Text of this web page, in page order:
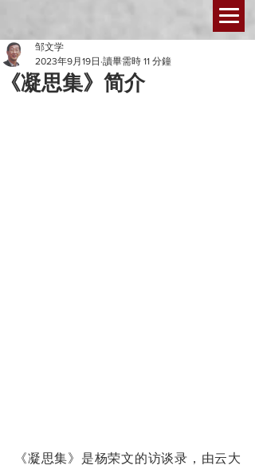
《凝思集》简介
邹文学
2023年9月19日 讀畢需時 11 分鐘
《凝思集》是杨荣文的访谈录，由云大